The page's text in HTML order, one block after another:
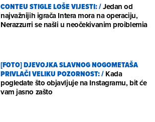
CONTEU STIGLE LOŠE VIJESTI:/Jedan od
najvažnijih igrača Intera mora na operaciju,
Nerazzurri se našli u neočekivanim proiblemia
[FOTO] DJEVOJKA SLAVNOG NOGOMETAŠA
PRIVLAČI VELIKU POZORNOST:/Kada
pogledate što objavljuje na Instagramu, bit će
vam jasno zašto